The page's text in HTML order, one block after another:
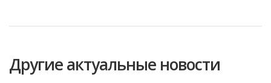
Другие актуальные новости